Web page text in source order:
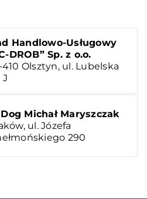
Handlowo-Usługowy
DROB” Sp. z o.o.
410 Olsztyn, ul. Lubelska
J
Michał Maryszczak
ul. Józefa
290